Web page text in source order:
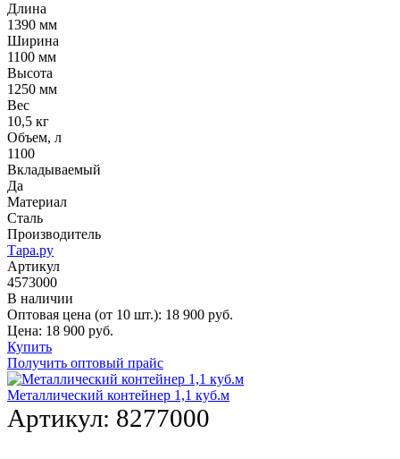
Длина
1390 мм
Ширина
1100 мм
Высота
1250 мм
Вес
10,5 кг
Объем, л
1100
Вкладываемый
Да
Материал
Сталь
Производитель
Тара.ру
Артикул
4573000
В наличии
Оптовая цена (от 10 шт.): 18 900 руб.
Цена: 18 900 руб.
Купить
Получить оптовый прайс
Металлический контейнер 1,1 куб.м
Артикул: 8277000